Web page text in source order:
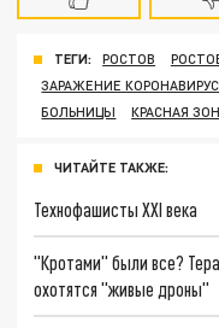
ТЕГИ: РОСТОВ
ЗАРАЖЕНИЕ
БОЛЬНИЦЫ
КРАСНАЯ
ЧИТАЙТЕ ТАКЖЕ:
Технофашисты XXI века
"Кротами" были все?
охотятся "живые дроны"